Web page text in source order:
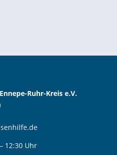
Ruhr-Kreis e.V.
12:30 Uhr